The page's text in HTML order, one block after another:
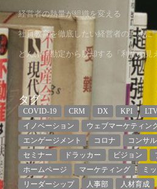
経営者の熱量が組織を変える
社員教育を徹底したい経営者のために
どんぶり勘定から脱却する「利益の見
タグ
COVID-19 CRM DX KPI
イノベーション
ウェブマーケティン
エンゲージメント
コロナ コンサ
セミナー
ドラッカー ビジョン
ホームページ
マーケティング ミ
リーダーシップ
人事部 人材育成